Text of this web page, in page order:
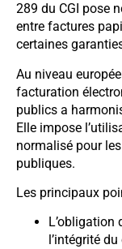
289 du CGI pose
entre factures
certaines
Au niveau
facturation
publics a
Elle impose
normalisé pour
publiques.
Les principaux
L’obligation
l’intégrité